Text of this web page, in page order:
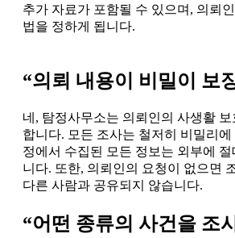
추가 자료가 포함될 수 있으며, 의뢰
법을 정하게 됩니다.
“의뢰 내용이 비밀이 보
네, 탐정사무소는 의뢰인의 사생활
합니다. 모든 조사는 철저히 비밀리
정에서 수집된 모든 정보는 외부에
니다. 또한, 의뢰인의 요청이 없으면
다른 사람과 공유되지 않습니다.
“어떤 종류의 사건을 조